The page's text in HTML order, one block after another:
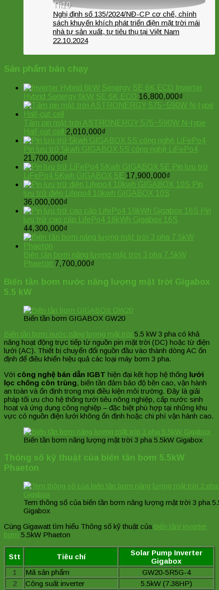
Th10
Nghị định số 135/2024/NĐ-CP cơ chế, chính
sách khuyến khích phát triển điện mặt trời mái
nhà tự sản xuất, tự tiêu thụ tại Việt Nam
22.10.2024
Sản phẩm bán chạy
Inverter
Hybrid Senergy 6kW SE 6K ECO 16,800,000₫
Tấm pin mặt trời ASTRONERGY 575~590W N-type
Half-cut cell
2,010,000₫
Pin lưu trữ 5kwh GIGABOX 5S công nghệ LiFePo4
21,700,000₫
Pin lưu trữ
LiFePo4 5Kwh GIGABOX 5E 17,900,000₫
Pin
lưu trữ điện Lifepo4 10kwh GIGABOX 10S
36,000,000₫
Pin
lưu trữ cao cấp LifePo4 16kWh Gigabox 16S
44,300,000₫
Biến tần bơm năng lượng mặt trời 3 pha 7.5kW
Phaeton 7,700,000₫
Biến tần bơm nước năng lượng mặt trời Gigabox
5.5 kW
Biến tần bơm GIGABOX GW20
Biến tần bơm nước năng lượng mặt trời 5.5 kW 3 pha có khả
năng hoạt động trực tiếp từ nguồn pin mặt trời (DC) hoặc từ điện
lưới (AC). Thiết bị chuyển đổi nguồn đầu vào thành dòng AC ổn
định để điều khiển hiệu quả các loại máy bơm 3 pha.
Với công nghệ bán dẫn IGBT hiện đại kết hợp hệ thống lưới
lọc chống côn trùng, biến tần đảm bảo độ bền cao, vận hành
an toàn và ổn định trong mọi điều kiện môi trường. Đây là giải
pháp tối ưu cho hệ thống tưới tiêu nông nghiệp, cấp nước sinh
hoạt và ứng dụng công nghiệp – đặc biệt phù hợp tại những khu
vực có nguồn điện lưới không ổn định hoặc chi phí vận hành cao.
Biến tần bơm năng lượng mặt trời 3 pha 5.5kW Gigabox
Thông số kỹ thuật của biến tần bơm 5.5kW
Phaeton
Tem thông số của biến tần bơm năng lượng mặt trời 3 pha
Gigabox
Cùng Gigawatt tìm hiểu Thông số kỹ thuật của biến tần/ inverter
bơm 5.5kW Phaeton
Stt Tiêu chí
Solar Pump Inverter
Gigabox
1
Mã sản phẩm
GW20-5R5G-4
2
Công suất inverter 5.5kW (7.38HP)